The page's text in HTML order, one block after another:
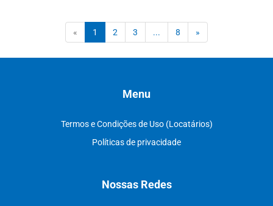
« 1 (current)
2 3 ... 8 »
Menu
Termos e Condições de Uso (Locatários)
Políticas de privacidade
Nossas Redes